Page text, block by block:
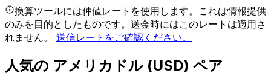
換算ツールには仲値レートを使用します。これは情報提供
のみを目的としたものです。送金時にはこのレートは適用さ
れません。 送信レートをご確認ください。
人気の アメリカドル (USD) ペア